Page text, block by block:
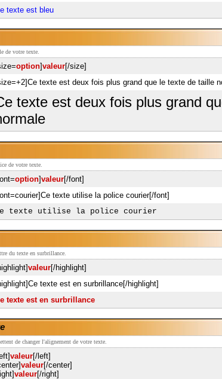
texte est bleu
de votre texte.
option]valeur[/size]
texte est deux fois plus grand que le texte de taille
texte est deux fois plus grand
de votre texte.
option]valeur[/font]
texte utilise la police courier[/font]
texte utilise la police courier
du texte en surbrillance.
valeur[/highlight]
texte est en surbrillance[/highlight]
texte est en surbrillance
de changer l'alignement de votre texte.
valeur[/left]
valeur[/center]
valeur[/right]